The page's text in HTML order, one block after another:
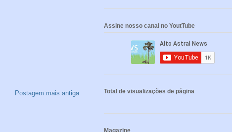
Postagem mais antiga
Assine nosso canal no YoutTube
Total de visualizações de página
Magazine